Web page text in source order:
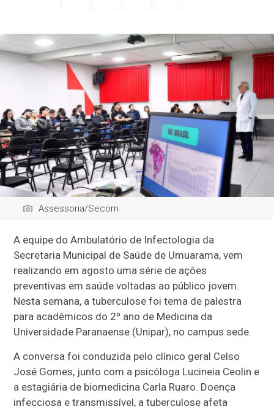
Assessoria/Secom
A equipe do Ambulatório de Infectologia da
Secretaria Municipal de Saúde de Umuarama, vem
realizando em agosto uma série de ações
preventivas em saúde voltadas ao público jovem.
Nesta semana, a tuberculose foi tema de palestra
para acadêmicos do 2º ano de Medicina da
Universidade Paranaense (Unipar), no campus sede.
A conversa foi conduzida pelo clínico geral Celso
José Gomes, junto com a psicóloga Lucineia Ceolin e
a estagiária de biomedicina Carla Ruaro. Doença
infecciosa e transmissível, a tuberculose afeta